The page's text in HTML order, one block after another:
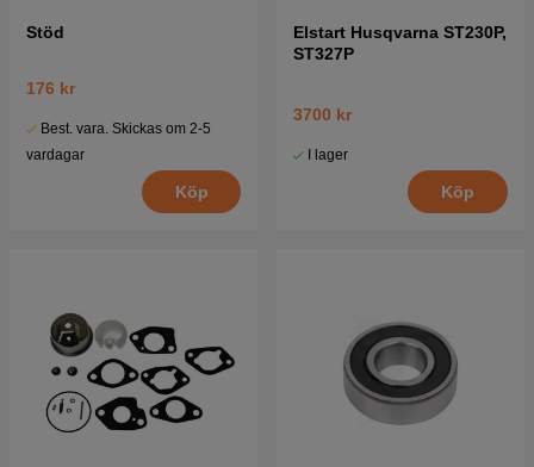
Stöd
176 kr
Best. vara. Skickas om 2-5
vardagar
Köp
Elstart Husqvarna ST230P,
ST327P
3700 kr
I lager
Köp